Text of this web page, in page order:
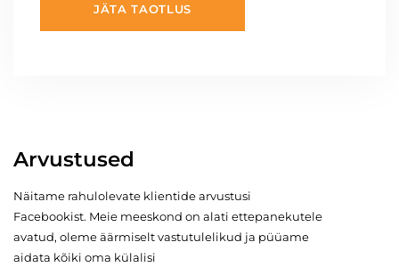
JÄTA TAOTLUS
Arvustused
Näitame rahulolevate klientide arvustusi
Facebookist. Meie meeskond on alati ettepanekutele
avatud, oleme äärmiselt vastutulelikud ja püüame
aidata kõiki oma külalisi